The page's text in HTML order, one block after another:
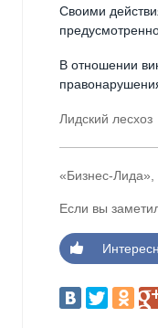
Своими
В отношении
Лидский лесхоз
«Бизнес-Лида»,
Если вы